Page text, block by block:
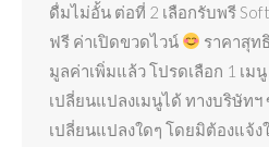
ดื่มไม่อั้น ต่อที่ 2 เลือกรับพรี
ฟรี ค่าเปิดขวดไวน์
ราคาสุท
มูลค่าเพิ่มแล้ว โปรดเลือก 1 เม
เปลี่ยนแปลงเมนูได้ ทางบริษัทฯ
เปลี่ยนแปลงใดๆ โดยมิต้องแจ้ง